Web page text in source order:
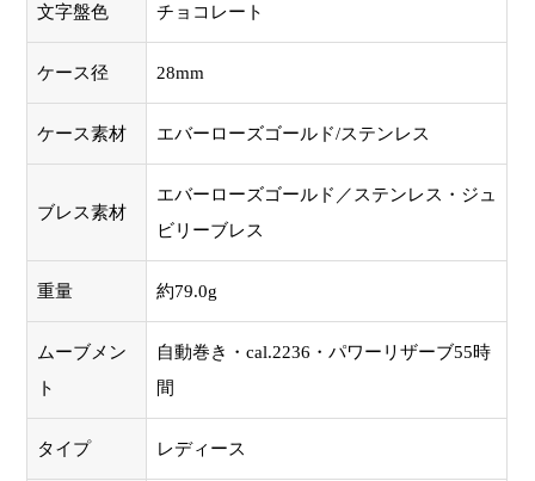
文字盤色 チョコレート
ケース径 28mm
ケース素材 エバーローズゴールド/ステンレス
ブレス素材
エバーローズゴールド／ステンレス・ジュ
ビリーブレス
重量 約79.0g
ムーブメン
ト
自動巻き・cal.2236・パワーリザーブ55時
間
タイプ レディース